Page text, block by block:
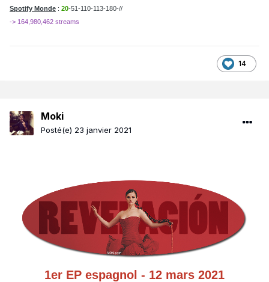
Spotify Monde : 20-51-110-113-180-//
-> 164,980,462 streams
14
Moki
Posté(e) 23 janvier 2021
1er EP espagnol - 12 mars 2021